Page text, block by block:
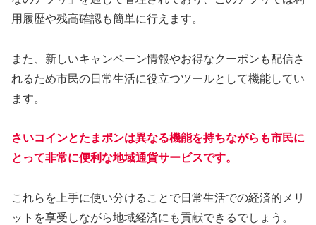
用履歴や残高確認も簡単に行えます。
また、新しいキャンペーン情報やお得なクーポンも配信さ
れるため市民の日常生活に役立つツールとして機能してい
ます。
さいコインとたまポンは異なる機能を持ちながらも市民に
とって非常に便利な地域通貨サービスです。
これらを上手に使い分けることで日常生活での経済的メリ
ットを享受しながら地域経済にも貢献できるでしょう。